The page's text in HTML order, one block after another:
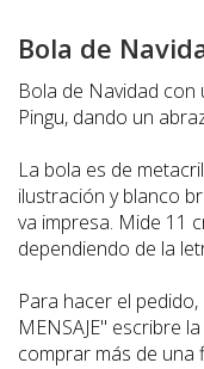
Bola de
Bola de Navidad con
Pingu, dando un
La bola es de
ilustración y blanco
va impresa. Mide 11
dependiendo de la
Para hacer el
MENSAJE" escribre
comprar más de una